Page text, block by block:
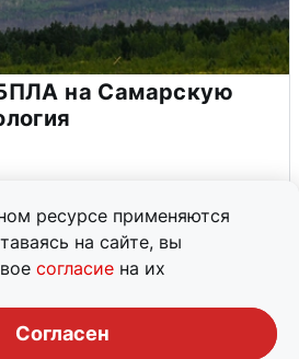
ресурсе применяются
на сайте, вы
согласие на их
Согласен
на Самарскую